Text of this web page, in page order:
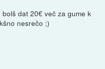
dat 20€ več za gume k
nesrečo ;)